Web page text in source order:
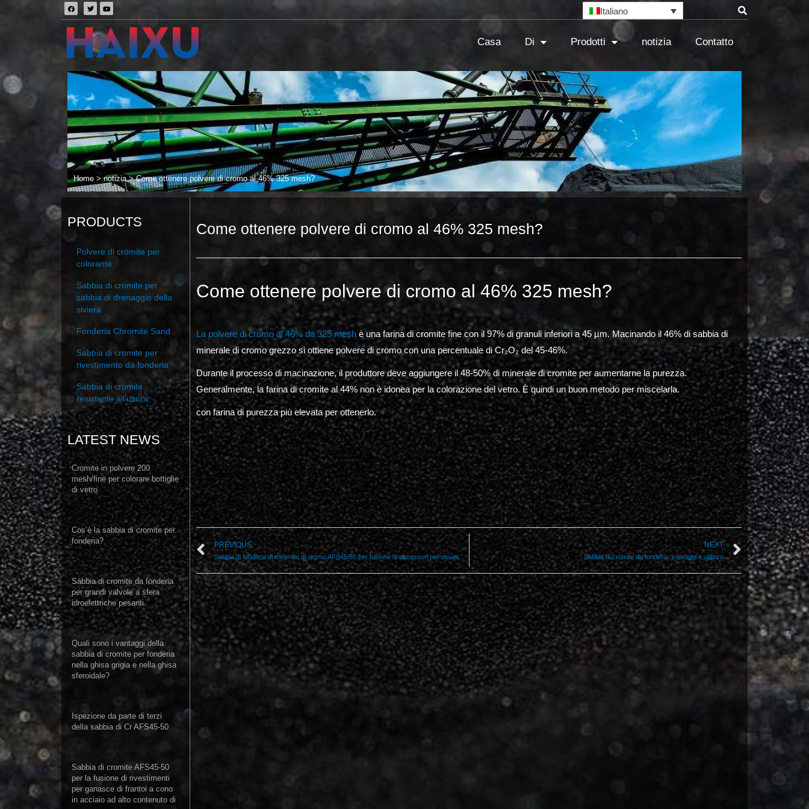
Italiano
Casa Di Prodotti notizia Contatto
Home >notizia>Come ottenere polvere di cromo al 46% 325 mesh?
PRODUCTS
Polvere di cromite per
colorante
Sabbia di cromite per
sabbia di drenaggio della
siviera
Fonderia Chromite Sand
Sabbia di cromite per
rivestimento da fonderia
Sabbia di cromite
resistente all’usura
LATEST NEWS
Cromite in polvere 200
mesh/fine per colorare bottiglie
di vetro
Cos’è la sabbia di cromite per
fonderia?
Sabbia di cromite da fonderia
per grandi valvole a sfera
idroelettriche pesanti
Quali sono i vantaggi della
sabbia di cromite per fonderia
nella ghisa grigia e nella ghisa
sferoidale?
Ispezione da parte di terzi
della sabbia di Cr AFS45-50
Sabbia di cromite AFS45-50
per la fusione di rivestimenti
per ganasce di frantoi a cono
in acciaio ad alto contenuto di
Come ottenere polvere di cromo al 46% 325 mesh?
Come ottenere polvere di cromo al 46% 325 mesh?
La polvere di cromo al 46% da 325 mesh è una farina di cromite fine con il 97% di granuli inferiori a 45 µm. Macinando il 46% di sabbia di
minerale di cromo grezzo si ottiene polvere di cromo con una percentuale di Cr₂O₂ del 45-46%.
Durante il processo di macinazione, il produttore deve aggiungere il 48-50% di minerale di cromite per aumentarne la purezza.
Generalmente, la farina di cromite al 44% non è idonea per la colorazione del vetro. È quindi un buon metodo per miscelarla.
con farina di purezza più elevata per ottenerlo.
PREVIOUS
Sabbia di fonderia di minerale di cromo AFS45/55 per fusione di accessori per deviatoi ferroviari
NEXT
Sabbia di cromite da fonderia: vantaggi e utilizzo